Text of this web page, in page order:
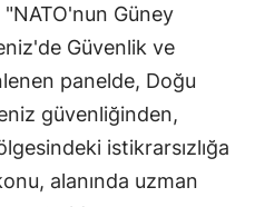
Güney
Güvenlik ve
panelde, Doğu
güvenliğinden,
istikrarsızlığa
alanında uzman